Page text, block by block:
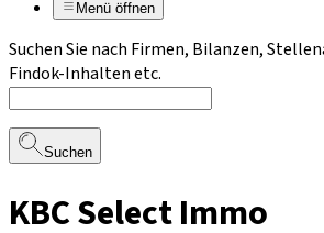
Menü öffnen
Suchen Sie nach Firmen, Bilanzen,
Findok-Inhalten etc.
Suchen
KBC Select Immo